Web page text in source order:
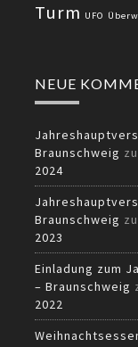
Turm UFO
NEUE
Braunschweig zu
2024
Braunschweig zu
2023
Einladung zum
– Braunschweig
2022